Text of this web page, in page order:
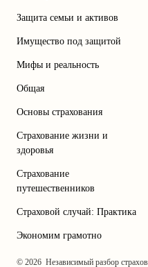
Защита семьи и активов
Имущество под защитой
Мифы и реальность
Общая
Основы страхования
Страхование жизни и
здоровья
Страхование
путешественников
Страховой случай: Практика
Экономим грамотно
© 2026 Независимый разбор